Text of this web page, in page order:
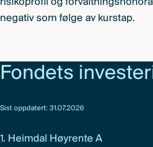
negativ som følge av kurstap.
Fondets
Sist oppdatert: 31.07.2026
1. Heimdal Høyrente A